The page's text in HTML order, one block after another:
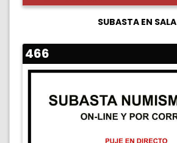
SUBASTA EN SALA
466